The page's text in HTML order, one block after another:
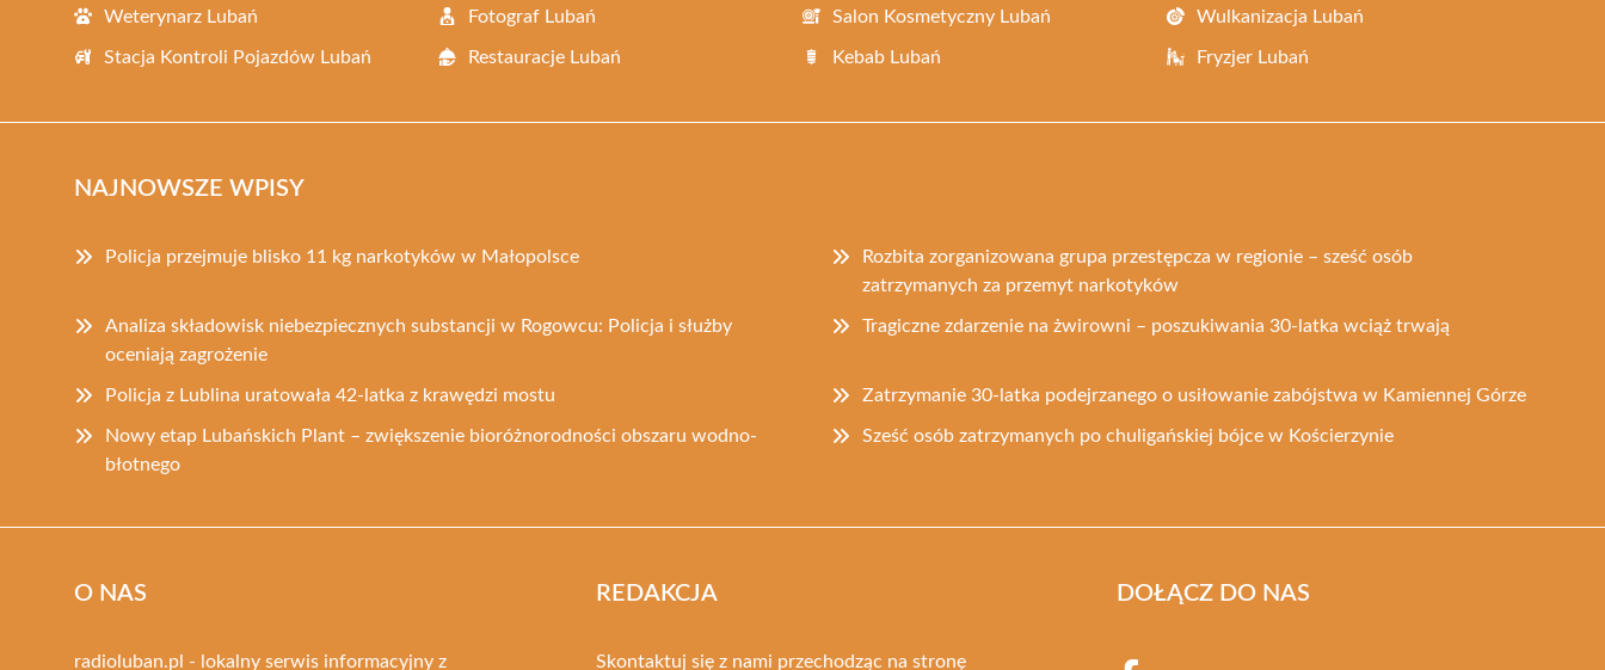
Weterynarz Lubań Fotograf Lubań Salon Kosmetyczny Lubań Wulkanizacja Lubań
Stacja Kontroli Pojazdów Lubań Restauracje Lubań Kebab Lubań Fryzjer Lubań
NAJNOWSZE WPISY
Policja przejmuje blisko 11 kg narkotyków w Małopolsce
Rozbita zorganizowana grupa przestępcza w regionie – sześć osób
zatrzymanych za przemyt narkotyków
Analiza składowisk niebezpiecznych substancji w Rogowcu: Policja i służby
oceniają zagrożenie
Tragiczne zdarzenie na żwirowni – poszukiwania 30-latka wciąż trwają
Policja z Lublina uratowała 42-latka z krawędzi mostu Zatrzymanie 30-latka podejrzanego o usiłowanie zabójstwa w Kamiennej Górze
Nowy etap Lubańskich Plant – zwiększenie bioróżnorodności obszaru wodno-
błotnego
Sześć osób zatrzymanych po chuligańskiej bójce w Kościerzynie
O NAS
radioluban.pl - lokalny serwis informacyjny z
REDAKCJA
Skontaktuj się z nami przechodząc na stronę
DOŁĄCZ DO NAS